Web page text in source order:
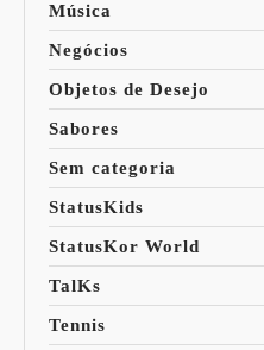
Música
Negócios
Objetos de Desejo
Sabores
Sem categoria
StatusKids
StatusKor World
TalKs
Tennis